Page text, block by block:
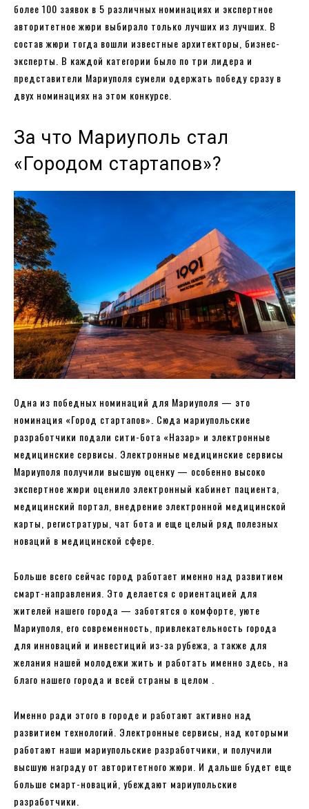
более 100 заявок в 5 различных номинациях и экспертное
авторитетное жюри выбирало только лучших из лучших. В
состав жюри тогда вошли известные архитекторы, бизнес-
эксперты. В каждой категории было по три лидера и
представители Мариуполя сумели одержать победу сразу в
двух номинациях на этом конкурсе.
За что Мариуполь стал
«Городом стартапов»?
Одна из победных номинаций для Мариуполя — это
номинация «Город стартапов». Сюда мариупольские
разработчики подали сити-бота «Назар» и электронные
медицинские сервисы. Электронные медицинские сервисы
Мариуполя получили высшую оценку — особенно высоко
экспертное жюри оценило электронный кабинет пациента,
медицинский портал, внедрение электронной медицинской
карты, регистратуры, чат бота и еще целый ряд полезных
новаций в медицинской сфере.
Больше всего сейчас город работает именно над развитием
смарт-направления. Это делается с ориентацией для
жителей нашего города — заботятся о комфорте, уюте
Мариуполя, его современность, привлекательность города
для инноваций и инвестиций из-за рубежа, а также для
желания нашей молодежи жить и работать именно здесь, на
благо нашего города и всей страны в целом .
Именно ради этого в городе и работают активно над
развитием технологий. Электронные сервисы, над которыми
работают наши мариупольские разработчики, и получили
высшую награду от авторитетного жюри. И дальше будет еще
больше смарт-новаций, убеждают мариупольские
разработчики.